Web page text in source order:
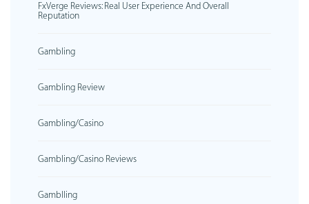
FxVerge Reviews: Real User Experience And Overall
Reputation
Gambling
Gambling Review
Gambling/casino
Gambling/casino Reviews
Gamblling